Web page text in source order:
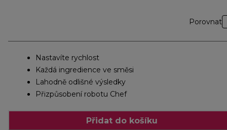
Porovnat
Nastavíte rychlost
Každá ingredience ve směsi
Lahodně odlišné výsledky
Přizpůsobení robotu Chef
Přidat do košíku